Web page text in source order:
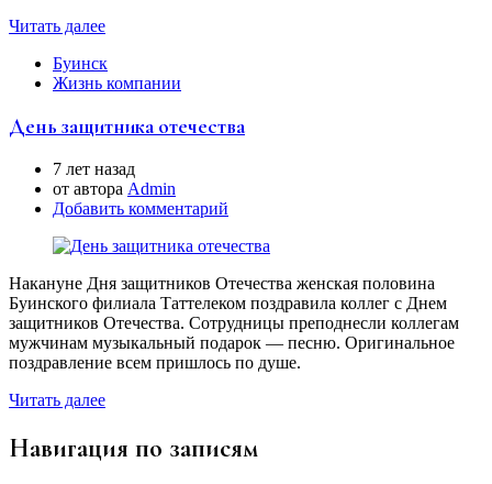
Читать далее
Буинск
Жизнь компании
День защитника отечества
7 лет назад
от автора Аdmin
Добавить комментарий
Накануне Дня защитников Отечества женская половина
Буинского филиала Таттелеком поздравила коллег с Днем
защитников Отечества. Сотрудницы преподнесли коллегам
мужчинам музыкальный подарок — песню. Оригинальное
поздравление всем пришлось по душе.
Читать далее
Навигация по записям